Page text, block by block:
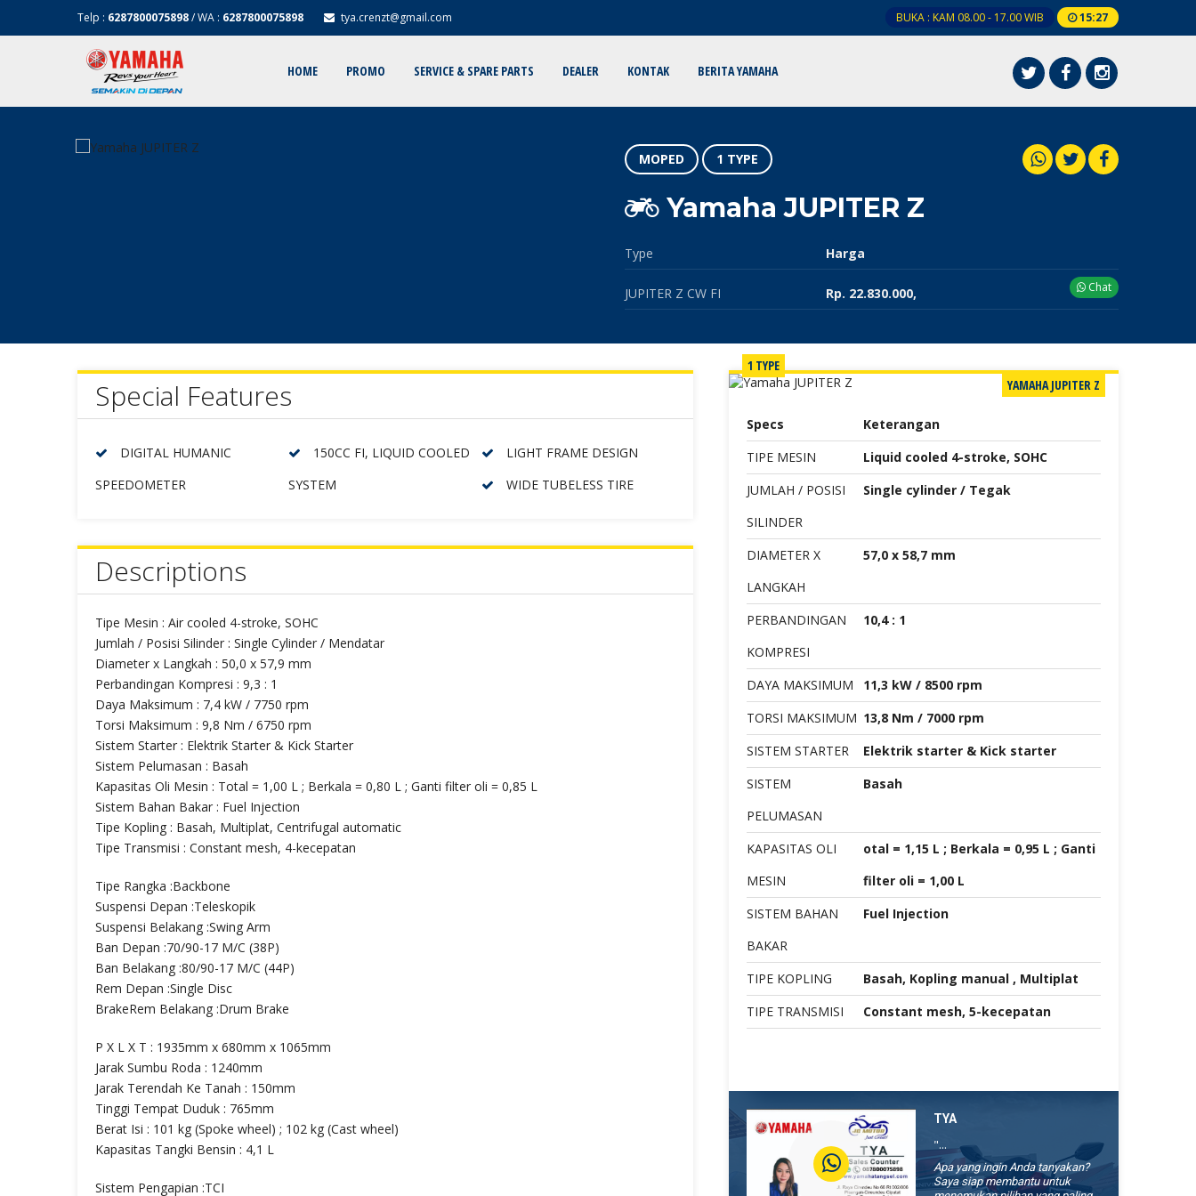
Telp : 6287800075898/ WA : 6287800075898 tya.crenzt@gmail.com BUKA : KAM 08.00 - 17.00 WIB 15:27
HOME PROMO SERVICE & SPARE PARTS DEALER KONTAK BERITA YAMAHA
MOPED 1 TYPE
Yamaha JUPITER Z
Type Harga
JUPITER Z CW FI Rp. 22.830.000, Chat
Special Features
DIGITAL HUMANIC
SPEEDOMETER
150CC FI, LIQUID COOLED
SYSTEM
LIGHT FRAME DESIGN
WIDE TUBELESS TIRE
Descriptions
Tipe Mesin : Air cooled 4-stroke, SOHC
Jumlah / Posisi Silinder : Single Cylinder / Mendatar
Diameter x Langkah : 50,0 x 57,9 mm
Perbandingan Kompresi : 9,3 : 1
Daya Maksimum : 7,4 kW / 7750 rpm
Torsi Maksimum : 9,8 Nm / 6750 rpm
Sistem Starter : Elektrik Starter & Kick Starter
Sistem Pelumasan : Basah
Kapasitas Oli Mesin : Total = 1,00 L ; Berkala = 0,80 L ; Ganti filter oli = 0,85 L
Sistem Bahan Bakar : Fuel Injection
Tipe Kopling : Basah, Multiplat, Centrifugal automatic
Tipe Transmisi : Constant mesh, 4-kecepatan
Tipe Rangka :Backbone
Suspensi Depan :Teleskopik
Suspensi Belakang :Swing Arm
Ban Depan :70/90-17 M/C (38P)
Ban Belakang :80/90-17 M/C (44P)
Rem Depan :Single Disc
BrakeRem Belakang :Drum Brake
P X L X T : 1935mm x 680mm x 1065mm
Jarak Sumbu Roda : 1240mm
Jarak Terendah Ke Tanah : 150mm
Tinggi Tempat Duduk : 765mm
Berat Isi : 101 kg (Spoke wheel) ; 102 kg (Cast wheel)
Kapasitas Tangki Bensin : 4,1 L
Sistem Pengapian :TCI
YAMAHA JUPITER Z
1 TYPE
Specs
Keterangan
TIPE MESIN
Liquid cooled 4-stroke, SOHC
JUMLAH / POSISI
SILINDER
Single cylinder / Tegak
DIAMETER X
LANGKAH
57,0 x 58,7 mm
PERBANDINGAN
KOMPRESI
10,4 : 1
DAYA MAKSIMUM
11,3 kW / 8500 rpm
TORSI MAKSIMUM 13,8 Nm / 7000 rpm
SISTEM STARTER
Elektrik starter & Kick starter
SISTEM
PELUMASAN
Basah
KAPASITAS OLI
MESIN
otal = 1,15 L ; Berkala = 0,95 L ; Ganti
filter oli = 1,00 L
SISTEM BAHAN
BAKAR
Fuel Injection
TIPE KOPLING
Basah, Kopling manual , Multiplat
TIPE TRANSMISI
Constant mesh, 5-kecepatan
TYA
"...
Apa yang ingin Anda tanyakan?
Saya siap membantu untuk